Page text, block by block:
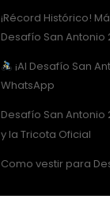
¡Récord Histórico!
Desafío San Antonio
¡Al Desafío San
WhatsApp
Desafío San Antonio
y la Tricota Oficial
Como vestir para